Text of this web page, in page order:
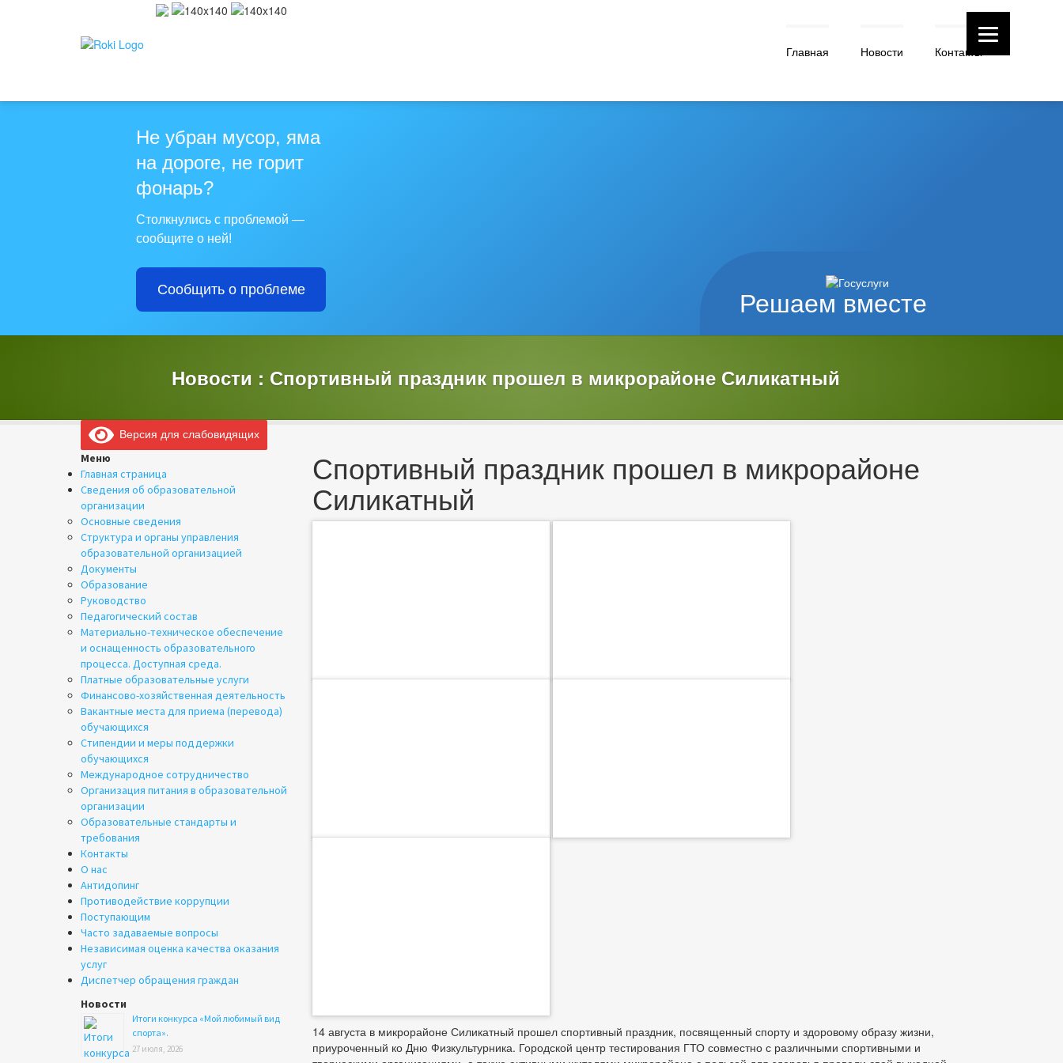
Главная Новости Контакты
Решаем вместе
Не убран мусор, яма
на дороге, не горит
фонарь?
Столкнулись с проблемой —
сообщите о ней!
Сообщить о проблеме
Новости : Спортивный праздник прошел в микрорайоне Силикатный
Версия для слабовидящих
Меню
Главная страница
Сведения об образовательной
организации
Основные сведения
Структура и органы управления
образовательной организацией
Документы
Образование
Руководство
Педагогический состав
Материально-техническое обеспечение
и оснащенность образовательного
процесса. Доступная среда.
Платные образовательные услуги
Финансово-хозяйственная деятельность
Вакантные места для приема (перевода)
обучающихся
Стипендии и меры поддержки
обучающихся
Международное сотрудничество
Организация питания в образовательной
организации
Образовательные стандарты и
требования
Контакты
О нас
Антидопинг
Противодействие коррупции
Поступающим
Часто задаваемые вопросы
Независимая оценка качества оказания
услуг
Диспетчер обращения граждан
Новости
Итоги конкурса «Мой любимый вид
спорта».
27 июля, 2026
Спортивный праздник прошел в микрорайоне
Силикатный
14 августа в микрорайоне Силикатный прошел спортивный праздник, посвященный спорту и здоровому образу жизни,
приуроченный ко Дню Физкультурника. Городской центр тестирования ГТО совместно с различными спортивными и